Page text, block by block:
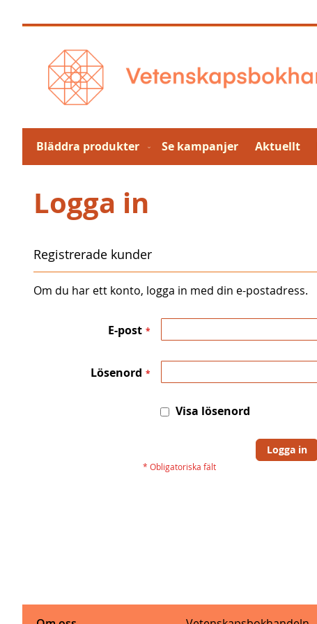
till
Bläddra produkter Se kampanjer Aktuellt
Logga in
Registrerade kunder
Om du har ett konto, logga in med din e-postadress.
E-post
Lösenord
Visa lösenord
Logga in